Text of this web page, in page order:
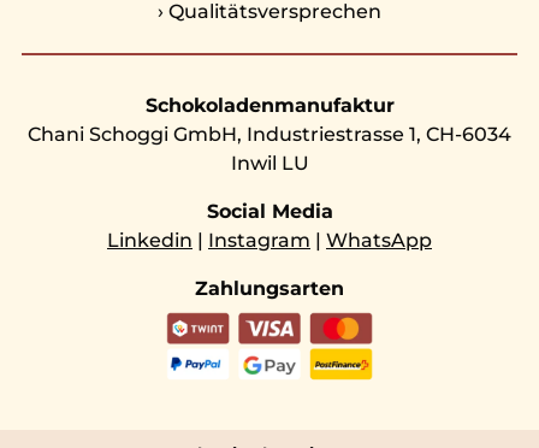
› Qualitätsversprechen
Schokoladenmanufaktur
Chani Schoggi GmbH, Industriestrasse 1, CH-6034
Inwil LU
Social Media
Linkedin | Instagram | WhatsApp
Zahlungsarten